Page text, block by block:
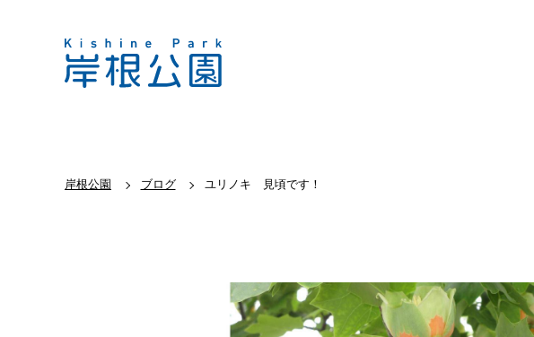
岸根公園 ブログ ユリノキ 見頃です！